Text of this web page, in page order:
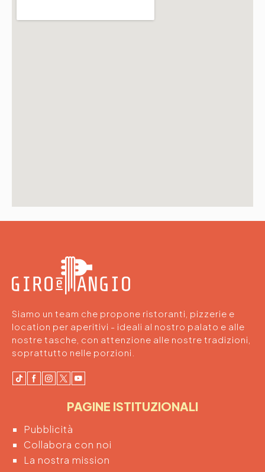
Siamo un team che propone ristoranti, pizzerie e
location per aperitivi - ideali al nostro palato e alle
nostre tasche, con attenzione alle nostre tradizioni,
soprattutto nelle porzioni.
PAGINE ISTITUZIONALI
Pubblicità
Collabora con noi
La nostra mission